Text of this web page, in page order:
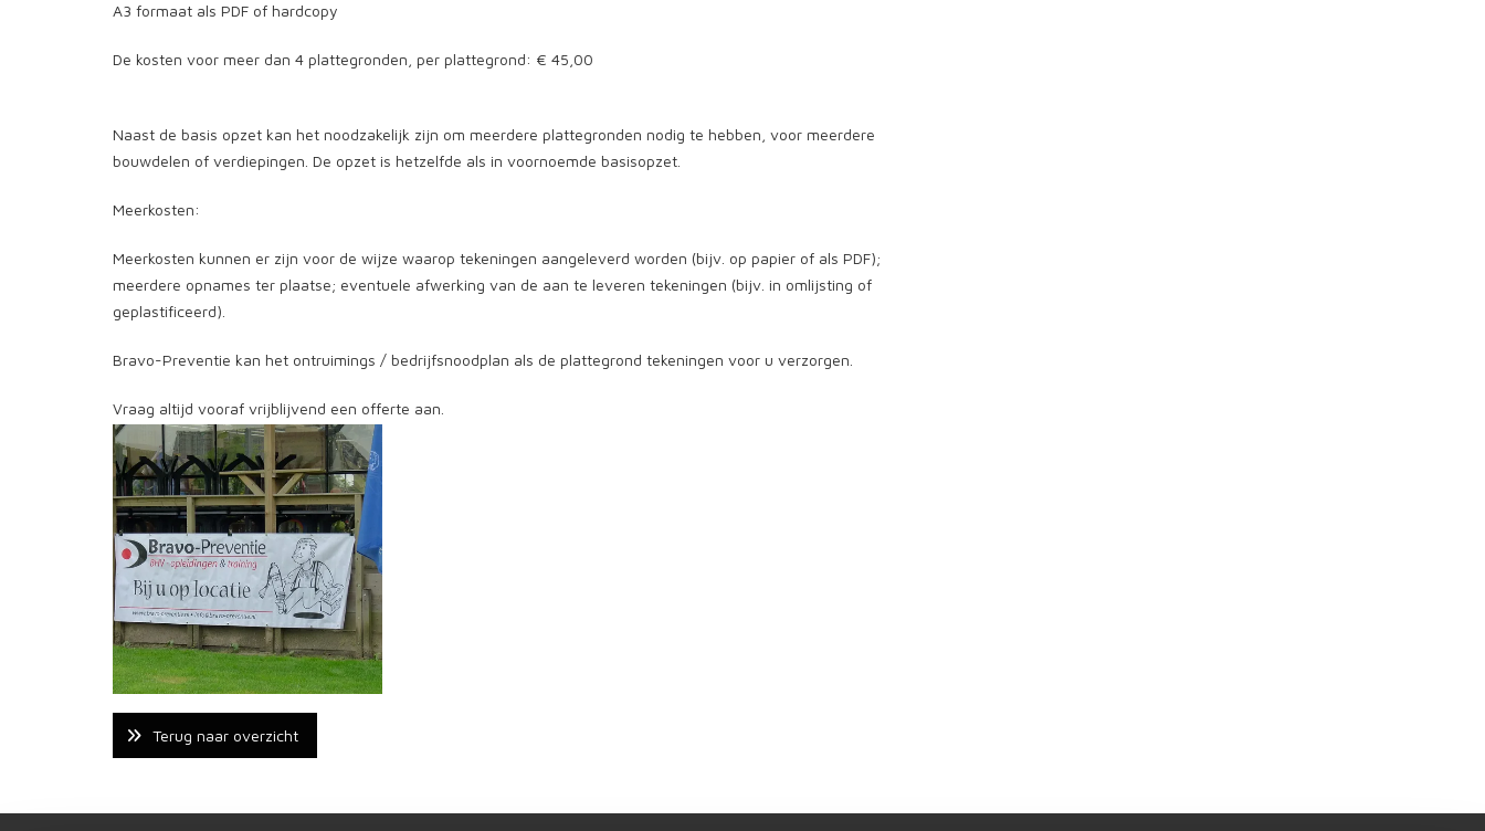
A3 formaat als PDF of hardcopy
De kosten voor meer dan 4 plattegronden, per plattegrond: € 45,00
Naast de basis opzet kan het noodzakelijk zijn om meerdere plattegronden nodig te hebben, voor meerdere
bouwdelen of verdiepingen. De opzet is hetzelfde als in voornoemde basisopzet.
Meerkosten:
Meerkosten kunnen er zijn voor de wijze waarop tekeningen aangeleverd worden (bijv. op papier of als PDF);
meerdere opnames ter plaatse; eventuele afwerking van de aan te leveren tekeningen (bijv. in omlijsting of
geplastificeerd).
Bravo-Preventie kan het ontruimings / bedrijfsnoodplan als de plattegrond tekeningen voor u verzorgen.
Vraag altijd vooraf vrijblijvend een offerte aan.
Terug naar overzicht